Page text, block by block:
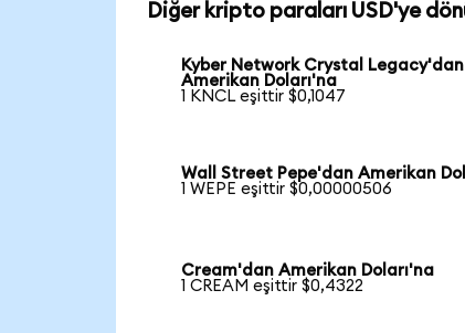
Diğer kripto paraları USD'ye
Kyber Network Crystal Legacy'dan
Amerikan Doları'na
1 KNCL eşittir $0,1047
Wall Street Pepe'dan Amerikan
1 WEPE eşittir $0,00000506
Cream'dan Amerikan Doları'na
1 CREAM eşittir $0,4322